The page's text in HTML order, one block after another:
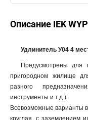
Описание IEK
Удлинитель У04 4
Предусмотрены для
пригородном жилище
разного
инструменты и т.д.).
Всевозможные варианты
круглая, с заземлением